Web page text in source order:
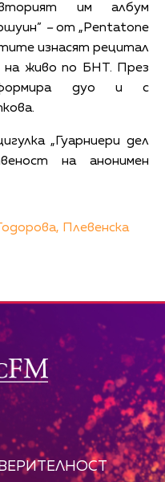
им албум
–от „Pentatone
изнасят рецитал
на живо по БНТ. През
дуо и с
„Гуарниери дел
на анонимен
Плевенска